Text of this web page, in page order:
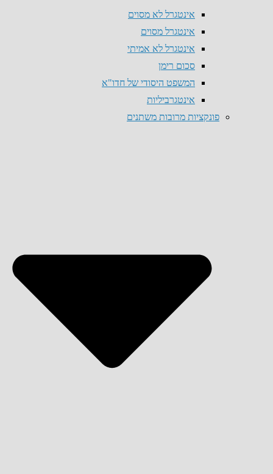
אינטגרל לא מסוים
אינטגרל מסוים
אינטגרל לא אמיתי
סכום רימן
המשפט היסודי של חדו"א
אינטגרביליות
פונקציות מרובות משתנים